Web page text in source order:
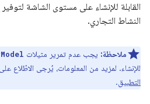
القابلة للإنشاء على مستوى الشاشة
النشاط التجاري.
ملاحظة: يجب عدم تمرير مثيلات
للإنشاء. لمزيد من المعلومات، يُرجى الاطّلاع على
التطبيق.